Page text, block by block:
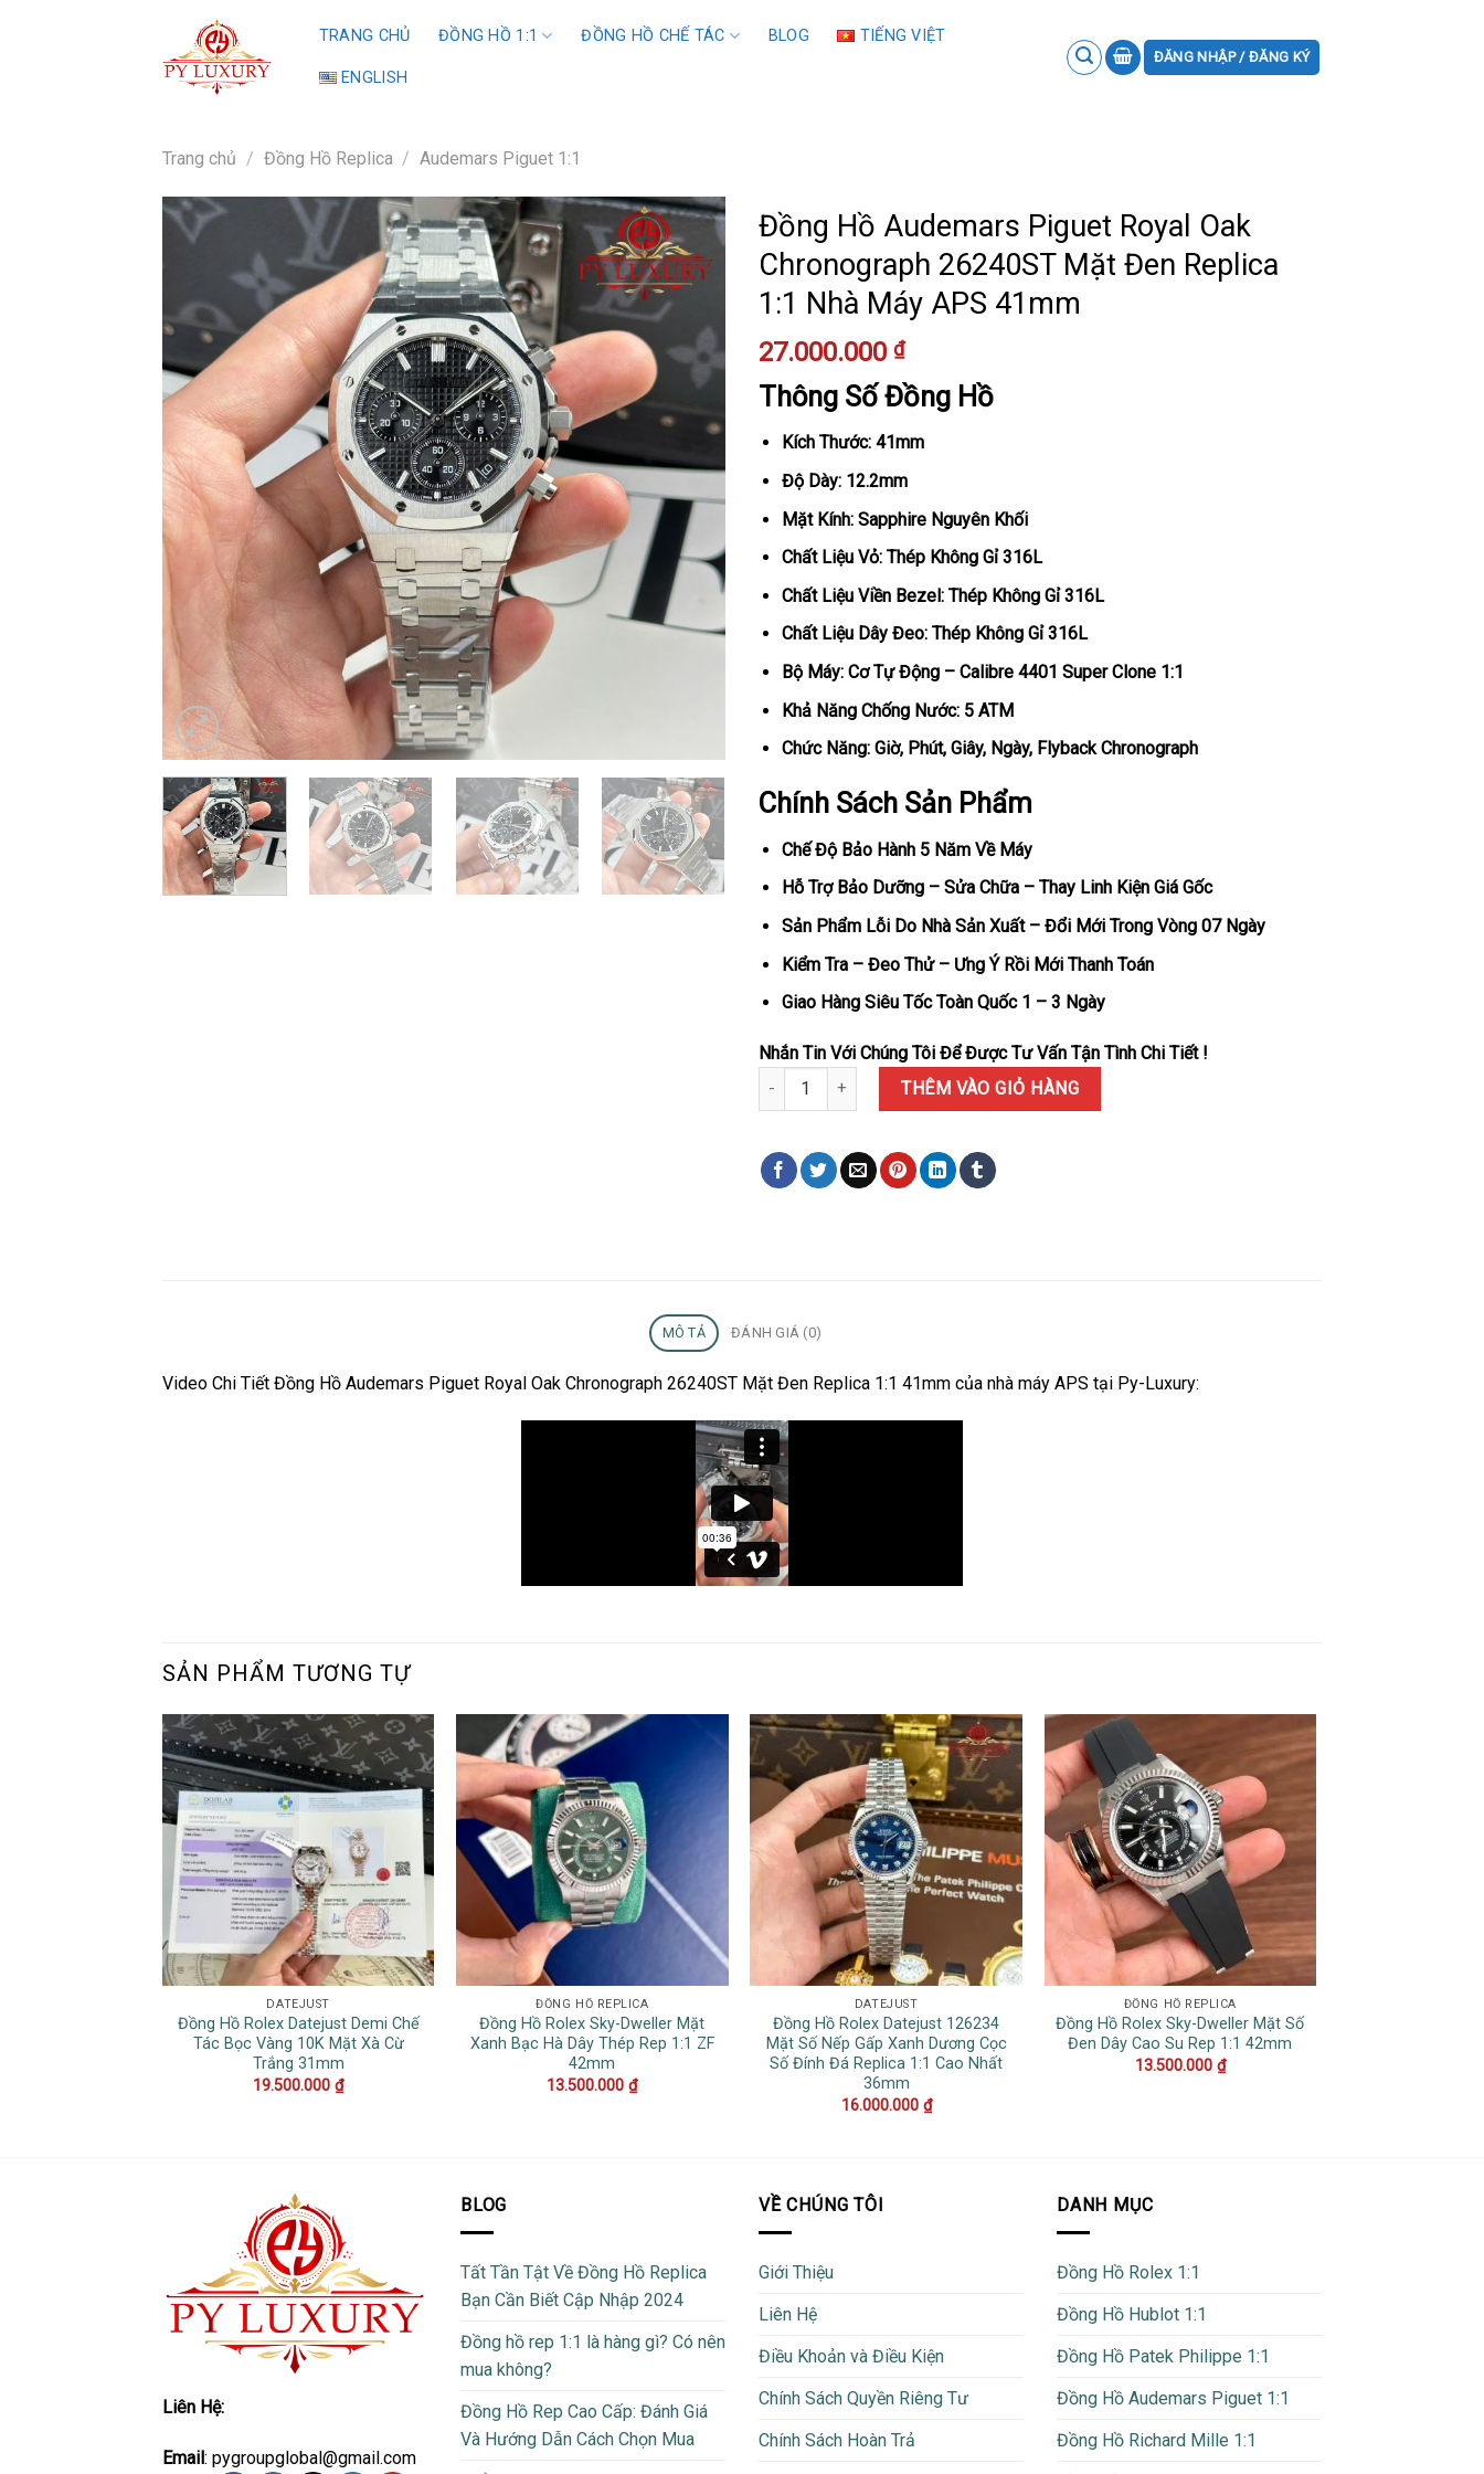
TRANG CHỦ ĐỒNG HỒ 1:1 ĐỒNG HỒ CHẾ TÁC BLOG TIẾNG VIỆT
ENGLISH
ĐĂNG NHẬP / ĐĂNG KÝ
Trang chủ / Đồng Hồ Replica / Audemars Piguet 1:1
Đồng Hồ Audemars Piguet Royal Oak
Chronograph 26240ST Mặt Đen Replica
1:1 Nhà Máy APS 41mm
27.000.000 ₫
Thông Số Đồng Hồ
Kích Thước: 41mm
Độ Dày: 12.2mm
Mặt Kính: Sapphire Nguyên Khối
Chất Liệu Vỏ: Thép Không Gỉ 316L
Chất Liệu Viền Bezel: Thép Không Gỉ 316L
Chất Liệu Dây Đeo: Thép Không Gỉ 316L
Bộ Máy: Cơ Tự Động – Calibre 4401 Super Clone 1:1
Khả Năng Chống Nước: 5 ATM
Chức Năng: Giờ, Phút, Giây, Ngày, Flyback Chronograph
Chính Sách Sản Phẩm
Chế Độ Bảo Hành 5 Năm Về Máy
Hỗ Trợ Bảo Dưỡng – Sửa Chữa – Thay Linh Kiện Giá Gốc
Sản Phẩm Lỗi Do Nhà Sản Xuất – Đổi Mới Trong Vòng 07 Ngày
Kiểm Tra – Đeo Thử – Ưng Ý Rồi Mới Thanh Toán
Giao Hàng Siêu Tốc Toàn Quốc 1 – 3 Ngày
Nhắn Tin Với Chúng Tôi Để Được Tư Vấn Tận Tình Chi Tiết !
Đồng Hồ Audemars Piguet Royal Oak Chronograph 26240ST Mặt Đen Replica 1:1 Nhà Máy APS
THÊM VÀO GIỎ HÀNG
MÔ TẢ ĐÁNH GIÁ (0)
Video Chi Tiết Đồng Hồ Audemars Piguet Royal Oak Chronograph 26240ST Mặt Đen Replica 1:1 41mm của nhà máy APS tại Py-Luxury:
SẢN PHẨM TƯƠNG TỰ
DATEJUST
Đồng Hồ Rolex Datejust Demi Chế
Tác Bọc Vàng 10K Mặt Xà Cừ
Trắng 31mm
19.500.000₫
ĐỒNG HỒ REPLICA
Đồng Hồ Rolex Sky-Dweller Mặt
Xanh Bạc Hà Dây Thép Rep 1:1 ZF
42mm
13.500.000₫
DATEJUST
Đồng Hồ Rolex Datejust 126234
Mặt Số Nếp Gấp Xanh Dương Cọc
Số Đính Đá Replica 1:1 Cao Nhất
36mm
16.000.000 ₫
ĐỒNG HỒ REPLICA
Đồng Hồ Rolex Sky-Dweller Mặt Số
Đen Dây Cao Su Rep 1:1 42mm
13.500.000 ₫
Liên Hệ:
Email: pygroupglobal@gmail.com
BLOG
Tất Tần Tật Về Đồng Hồ Replica
Bạn Cần Biết Cập Nhập 2024
Đồng hồ rep 1:1 là hàng gì? Có nên
mua không?
Đồng Hồ Rep Cao Cấp: Đánh Giá
Và Hướng Dẫn Cách Chọn Mua
VỀ CHÚNG TÔI
Giới Thiệu
Liên Hệ
Điều Khoản và Điều Kiện
Chính Sách Quyền Riêng Tư
Chính Sách Hoàn Trả
DANH MỤC
Đồng Hồ Rolex 1:1
Đồng Hồ Hublot 1:1
Đồng Hồ Patek Philippe 1:1
Đồng Hồ Audemars Piguet 1:1
Đồng Hồ Richard Mille 1:1